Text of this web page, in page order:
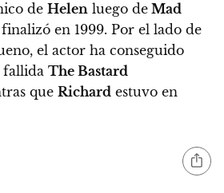
de Helen luego de Mad
en 1999. Por el lado de
el actor ha conseguido
fallida The Bastard
que Richard estuvo en